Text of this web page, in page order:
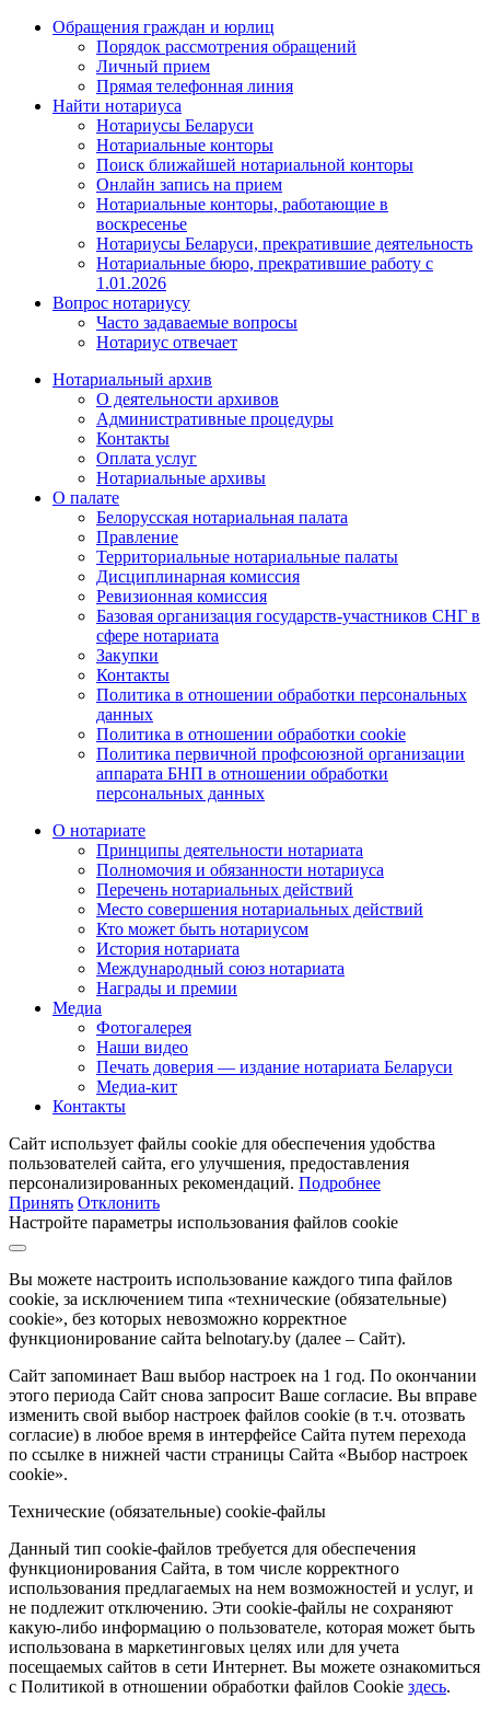
Обращения граждан и юрлиц
Порядок рассмотрения обращений
Личный прием
Прямая телефонная линия
Найти нотариуса
Нотариусы Беларуси
Нотариальные конторы
Поиск ближайшей нотариальной конторы
Онлайн запись на прием
Нотариальные конторы, работающие в
воскресенье
Нотариусы Беларуси, прекратившие деятельность
Нотариальные бюро, прекратившие работу с
1.01.2026
Вопрос нотариусу
Часто задаваемые вопросы
Нотариус отвечает
Нотариальный архив
О деятельности архивов
Административные процедуры
Контакты
Оплата услуг
Нотариальные архивы
О палате
Белорусская нотариальная палата
Правление
Территориальные нотариальные палаты
Дисциплинарная комиссия
Ревизионная комиссия
Базовая организация государств-участников СНГ в
сфере нотариата
Закупки
Контакты
Политика в отношении обработки персональных
данных
Политика в отношении обработки cookie
Политика первичной профсоюзной организации
аппарата БНП в отношении обработки
персональных данных
О нотариате
Принципы деятельности нотариата
Полномочия и обязанности нотариуса
Перечень нотариальных действий
Место совершения нотариальных действий
Кто может быть нотариусом
История нотариата
Международный союз нотариата
Награды и премии
Медиа
Фотогалерея
Наши видео
Печать доверия — издание нотариата Беларуси
Медиа-кит
Контакты
Сайт использует файлы cookie для обеспечения удобства
пользователей сайта, его улучшения, предоставления
персонализированных рекомендаций. Подробнее
Принять Отклонить
Настройте параметры использования файлов cookie
Вы можете настроить использование каждого типа файлов
cookie, за исключением типа «технические (обязательные)
cookie», без которых невозможно корректное
функционирование сайта belnotary.by (далее – Сайт).
Сайт запоминает Ваш выбор настроек на 1 год. По окончании
этого периода Сайт снова запросит Ваше согласие. Вы вправе
изменить свой выбор настроек файлов cookie (в т.ч. отозвать
согласие) в любое время в интерфейсе Сайта путем перехода
по ссылке в нижней части страницы Сайта «Выбор настроек
cookie».
Технические (обязательные) cookie-файлы
Данный тип cookie-файлов требуется для обеспечения
функционирования Сайта, в том числе корректного
использования предлагаемых на нем возможностей и услуг, и
не подлежит отключению. Эти cookie-файлы не сохраняют
какую-либо информацию о пользователе, которая может быть
использована в маркетинговых целях или для учета
посещаемых сайтов в сети Интернет. Вы можете ознакомиться
с Политикой в отношении обработки файлов Cookie здесь.